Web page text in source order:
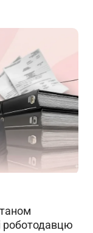
роботодавцю